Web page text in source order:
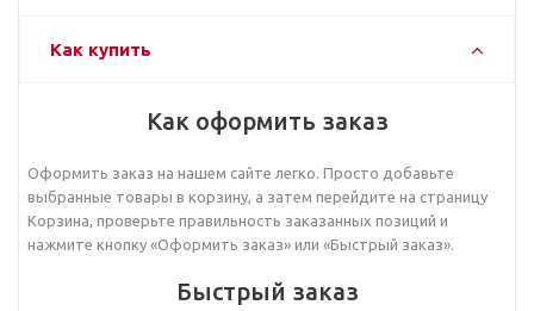
Как купить
Как оформить заказ
Оформить заказ на нашем сайте легко. Просто добавьте
выбранные товары в корзину, а затем перейдите на страницу
Корзина, проверьте правильность заказанных позиций и
нажмите кнопку «Оформить заказ» или «Быстрый заказ».
Быстрый заказ